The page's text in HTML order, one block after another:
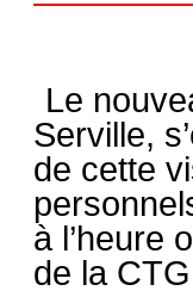
Le
Serville,
de cette
à l’heure
de la